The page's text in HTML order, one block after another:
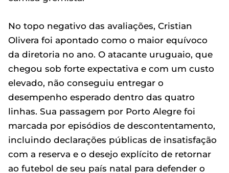
No topo negativo das avaliações, Cristian
Olivera foi apontado como o maior equívoco
da diretoria no ano. O atacante uruguaio, que
chegou sob forte expectativa e com um custo
elevado, não conseguiu entregar o
desempenho esperado dentro das quatro
linhas. Sua passagem por Porto Alegre foi
marcada por episódios de descontentamento,
incluindo declarações públicas de insatisfação
com a reserva e o desejo explícito de retornar
ao futebol de seu país natal para defender o